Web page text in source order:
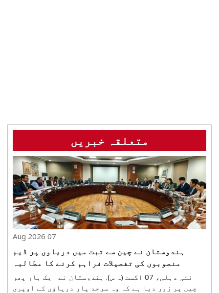
متعلقہ خبریں
07 Aug 2026
ہندوستان نے چین سے تبت میں دریاوں پر ڈیم
منصوبوں کی تفصیلات فراہم کرنے کا مطالبہ
دہرایا
نئی دہلی، 07 اگست (ہ س). ہندوستان نے ایک بار پھر
چین پر زور دیا ہے کہ وہ سرحد پار دریاﺅں کے اوپری